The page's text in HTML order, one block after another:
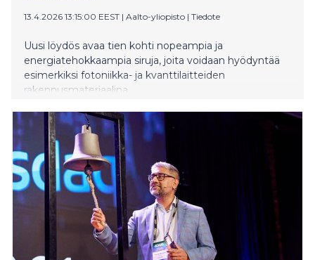
13.4.2026 13:15:00 EEST | Aalto-yliopisto | Tiedote
Uusi löydös avaa tien kohti nopeampia ja
energiatehokkaampia siruja, joita voidaan hyödyntää
esimerkiksi fotoniikka- ja kvanttilaitteiden
rakennusmateriaalina.